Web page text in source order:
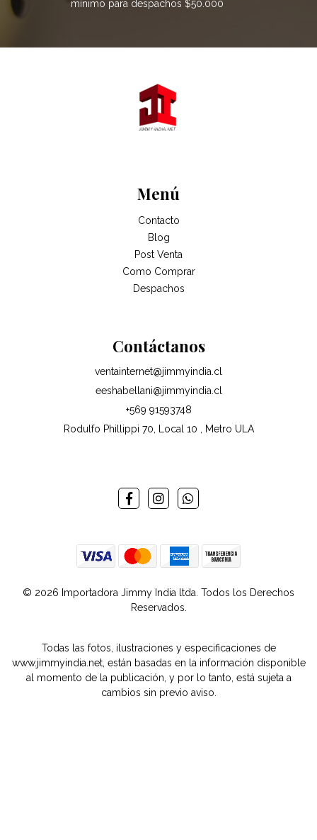
mínimo para despachos $50.000
Menú
Contacto
Blog
Post Venta
Como Comprar
Despachos
Contáctanos
ventainternet@jimmyindia.cl
eeshabellani@jimmyindia.cl
+569 91593748
Rodulfo Phillippi 70, Local 10 , Metro ULA
© 2026 Importadora Jimmy India ltda. Todos los Derechos
Reservados.
Todas las fotos, ilustraciones y especificaciones de
www.jimmyindia.net, están basadas en la información disponible
al momento de la publicación, y por lo tanto, está sujeta a
cambios sin previo aviso.